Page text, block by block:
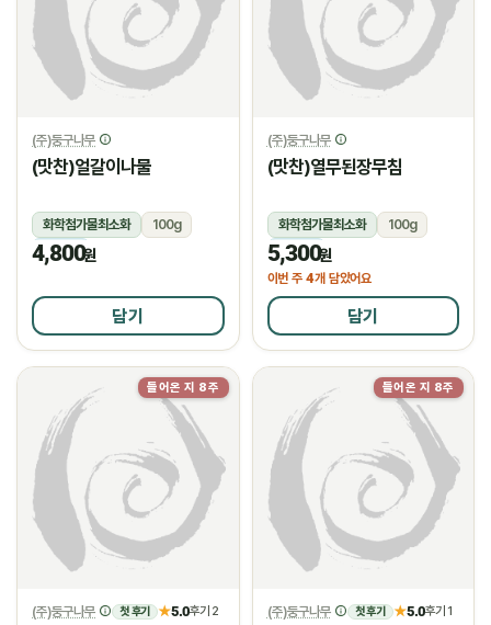
(주)둥구나무
(맛찬)얼갈이나물
화학첨가물최소화
100g
냉장
4,800원
담기
(주)둥구나무
(맛찬)열무된장무침
화학첨가물최소화
100g
냉장
5,300원
이번 주 4개 담았어요
담기
들어온 지 8주
(주)둥구나무 첫 후기 ★5.0후기 2
들어온 지 8주
(주)둥구나무 첫 후기 ★5.0후기 1